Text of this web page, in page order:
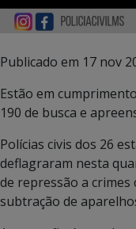
Publicado em 17 nov
Estão em
190 de busca e
Polícias civis dos 26
deflagraram nesta
de repressão a
subtração de